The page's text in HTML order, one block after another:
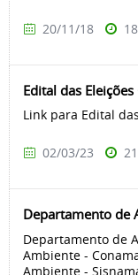
20/11/18
Edital das
Link para Edital
02/03/23
Departamento de
Departamento de
Ambiente -
Ambiente -